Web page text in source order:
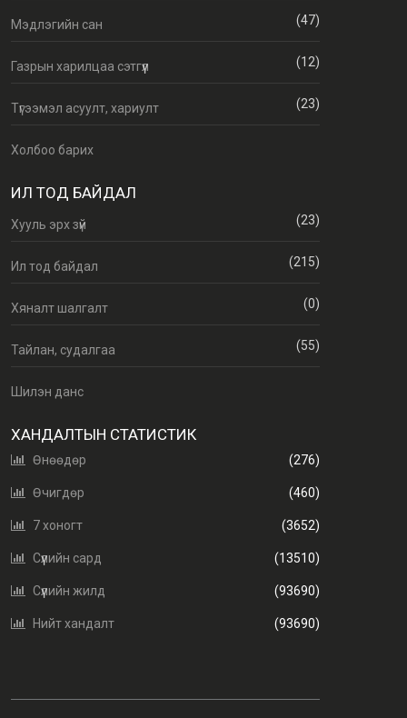
Мэдлэгийн сан (47)
Газрын харилцаа сэтгүүл (12)
Түгээмэл асуулт, хариулт (23)
Холбоо барих
ИЛ ТОД БАЙДАЛ
Хууль эрх зүй (23)
Ил тод байдал (215)
Хяналт шалгалт (0)
Тайлан, судалгаа (55)
Шилэн данс
ХАНДАЛТЫН СТАТИСТИК
Өнөөдөр (276)
Өчигдөр (460)
7 хоногт (3652)
Сүүлийн сард (13510)
Сүүлийн жилд (93690)
Нийт хандалт (93690)